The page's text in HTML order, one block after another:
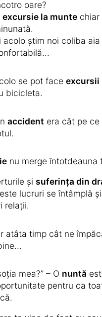
oare?
excursie la munte chiar
acolo știm noi coliba aia
se pot face excursii
bicicleta.
accident era cât pe ce
nu merge întotdeauna
și suferința din
lucruri se întâmplă
relații.
atâta timp cât ne
mea?” – O nuntă
pentru ca